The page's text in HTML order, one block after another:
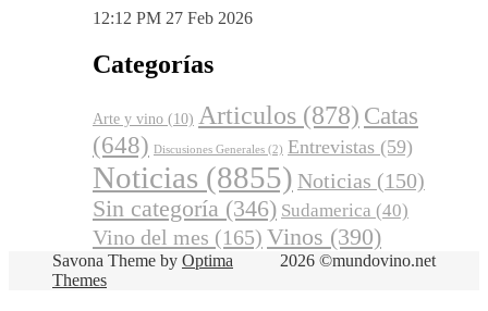
12:12 PM 27 Feb 2026
Categorías
Arte y vino (10) Articulos (878) Catas
(648) Discusiones Generales (2) Entrevistas (59)
Noticias (8855) Noticias (150)
Sin categoría (346) Sudamerica (40)
Vino del mes (165) Vinos (390)
2026 ©mundovino.net
Savona Theme by Optima
Themes